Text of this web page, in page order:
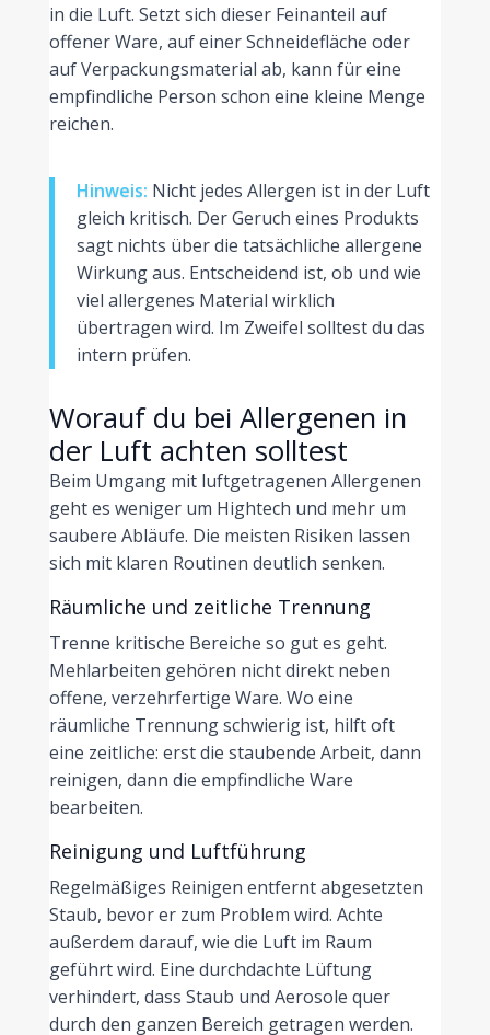
in die Luft. Setzt sich dieser Feinanteil auf
offener Ware, auf einer Schneidefläche oder
auf Verpackungsmaterial ab, kann für eine
empfindliche Person schon eine kleine Menge
reichen.
Hinweis: Nicht jedes Allergen ist in der Luft
gleich kritisch. Der Geruch eines Produkts
sagt nichts über die tatsächliche allergene
Wirkung aus. Entscheidend ist, ob und wie
viel allergenes Material wirklich
übertragen wird. Im Zweifel solltest du das
intern prüfen.
Worauf du bei Allergenen in
der Luft achten solltest
Beim Umgang mit luftgetragenen Allergenen
geht es weniger um Hightech und mehr um
saubere Abläufe. Die meisten Risiken lassen
sich mit klaren Routinen deutlich senken.
Räumliche und zeitliche Trennung
Trenne kritische Bereiche so gut es geht.
Mehlarbeiten gehören nicht direkt neben
offene, verzehrfertige Ware. Wo eine
räumliche Trennung schwierig ist, hilft oft
eine zeitliche: erst die staubende Arbeit, dann
reinigen, dann die empfindliche Ware
bearbeiten.
Reinigung und Luftführung
Regelmäßiges Reinigen entfernt abgesetzten
Staub, bevor er zum Problem wird. Achte
außerdem darauf, wie die Luft im Raum
geführt wird. Eine durchdachte Lüftung
verhindert, dass Staub und Aerosole quer
durch den ganzen Bereich getragen werden.